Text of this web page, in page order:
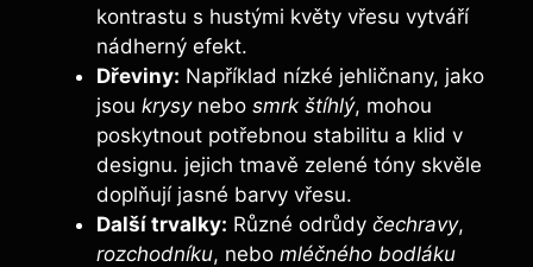
kontrastu s hustými květy vřesu vytváří
nádherný efekt.
Dřeviny: Například nízké jehličnany, jako
jsou krysynebo smrk štíhlý, mohou
poskytnout potřebnou stabilitu a klid v
designu. jejich tmavě zelené tóny skvěle
doplňují jasné barvy vřesu.
Další trvalky: Různé odrůdy čechravy,
rozchodníku, nebo mléčného bodláku